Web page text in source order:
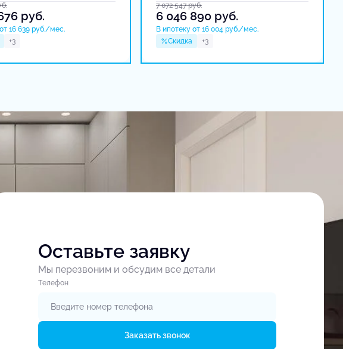
руб.
16 639 руб./мес.
+3
7 072 547руб.
6 046 890 руб.
В ипотеку от 16 004 руб./мес.
Скидка
+3
Оставьте заявку
Мы перезвоним и обсудим все детали
Tелефон
Заказать звонок